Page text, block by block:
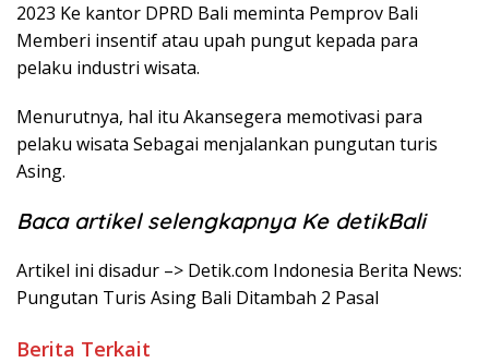
2023 Ke kantor DPRD Bali meminta Pemprov Bali
Memberi insentif atau upah pungut kepada para
pelaku industri wisata.
Menurutnya, hal itu Akansegera memotivasi para
pelaku wisata Sebagai menjalankan pungutan turis
Asing.
Baca artikel selengkapnya Ke detikBali
Artikel ini disadur –> Detik.com Indonesia Berita News:
Pungutan Turis Asing Bali Ditambah 2 Pasal
Berita Terkait